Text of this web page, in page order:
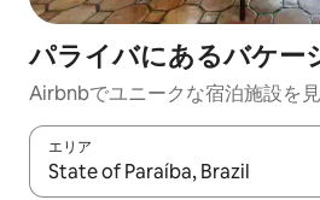
パライバにあるバケー
Airbnbでユニークな宿泊施設を
エリア
検索結果が表示されたら、上下の